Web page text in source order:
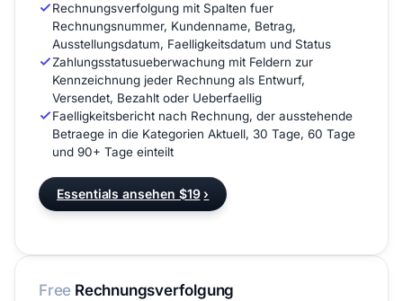
Free Rechnungsverfolgung
Rechnungsverfolgung mit Spalten fuer
Rechnungsnummer, Kundenname, Betrag,
Ausstellungsdatum, Faelligkeitsdatum und Status
Zahlungsstatusueberwachung mit Feldern zur
Kennzeichnung jeder Rechnung als Entwurf,
Versendet, Bezahlt oder Ueberfaellig
Faelligkeitsbericht nach Rechnung, der ausstehende
Betraege in die Kategorien Aktuell, 30 Tage, 60 Tage
und 90+ Tage einteilt
Essentials ansehen $19 ›